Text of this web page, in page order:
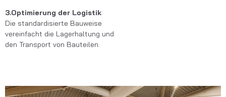
3.Optimierung der Logistik:
Die standardisierte Bauweise
vereinfacht die Lagerhaltung und
den Transport von Bauteilen.